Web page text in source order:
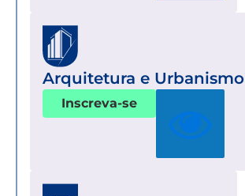
Arquitetura e Urbanismo
Inscreva-se